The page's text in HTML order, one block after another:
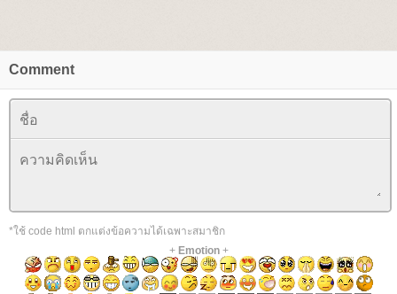
Comment
*ใช้ code html ตกแต่งข้อความได้เฉพาะสมาชิก
+ Emotion+